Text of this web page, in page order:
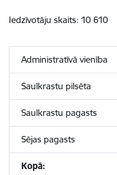
Iedzīvotāju skaits: 10 610
Administratīvā vienība
Saulkrastu pilsēta
Saulkrastu pagasts
Sējas pagasts
Kopā: